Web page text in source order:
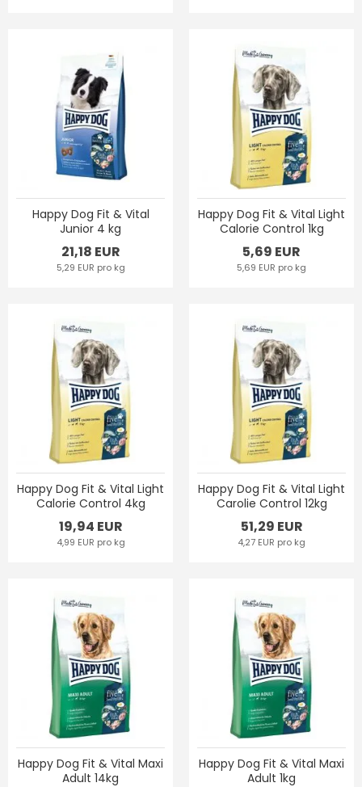
Happy Dog Fit & Vital
Junior 4 kg
21,18 EUR
5,29 EUR pro kg
Happy Dog Fit & Vital Light
Calorie Control 1kg
5,69 EUR
5,69 EUR pro kg
Happy Dog Fit & Vital Light
Calorie Control 4kg
19,94 EUR
4,99 EUR pro kg
Happy Dog Fit & Vital Light
Carolie Control 12kg
51,29 EUR
4,27 EUR pro kg
Happy Dog Fit & Vital Maxi
Adult 14kg
Happy Dog Fit & Vital Maxi
Adult 1kg